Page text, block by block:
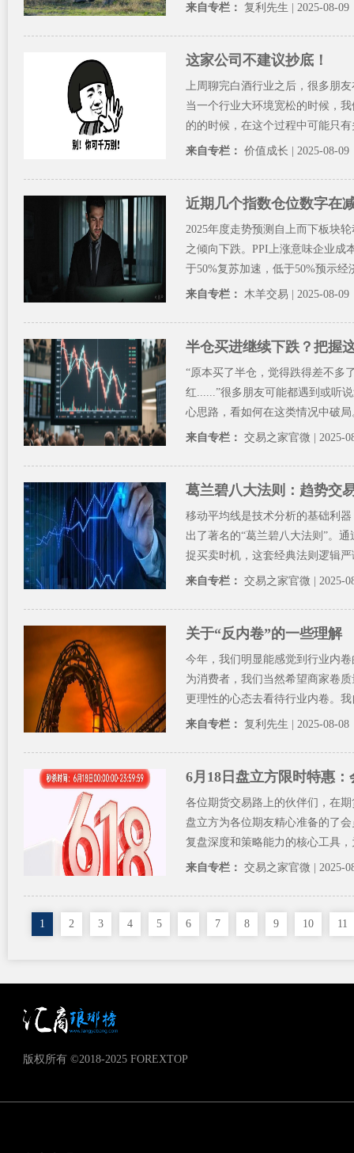
来自专栏： 复利先生 | 2025-08-09
这家公司不建议抄底！
上周聊完白酒行业之后，很多朋
当一个行业大环境宽松的时候，
的的时候，在这个过程中可能只
来自专栏： 价值成长 | 2025-08-09
近期几个指数仓位数字在
2025年度走势预测自上而下板块
之倾向下跌。PPI上涨意味企业成
于50%复苏加速，低于50%预示经
来自专栏： 木羊交易 | 2025-08-09
半仓买进继续下跌？把握
“原本买了半仓，觉得跌得差不多
红......”很多朋友可能都遇到或听
心思路，看如何在这类情况中破
来自专栏： 交易之家官微 | 2025-
葛兰碧八大法则：趋势交
移动平均线是技术分析的基础利
出了著名的“葛兰碧八大法则”。
捉买卖时机，这套经典法则逻辑
来自专栏： 交易之家官微 | 2025-
关于“反内卷”的一些理解
今年，我们明显能感觉到行业内
为消费者，我们当然希望商家卷
更理性的心态去看待行业内卷。
来自专栏： 复利先生 | 2025-08-08
6月18日盘立方限时特惠
各位期货交易路上的伙伴们，在
盘立方为各位期友精心准备的了
复盘深度和策略能力的核心工具
来自专栏： 交易之家官微 | 2025-
1 2 3 4 5 6 7 8 9 10 11
版权所有 ©2018-2025 FOREXTOP